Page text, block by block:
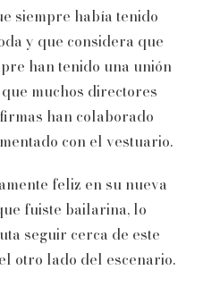
siempre había tenido
y que considera que
han tenido una unión
muchos directores
han colaborado
con el vestuario.
feliz en su nueva
fuiste bailarina, lo
seguir cerca de este
otro lado del escenario.